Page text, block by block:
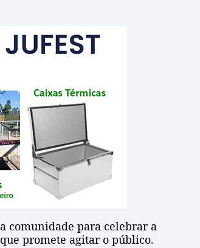
comunidade para celebrar a
promete agitar o público.